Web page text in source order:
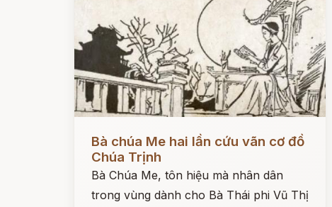
Bà chúa Me hai lần cứu vãn cơ đồ
Chúa Trịnh
Bà Chúa Me, tôn hiệu mà nhân dân
trong vùng dành cho Bà Thái phi Vũ Thị